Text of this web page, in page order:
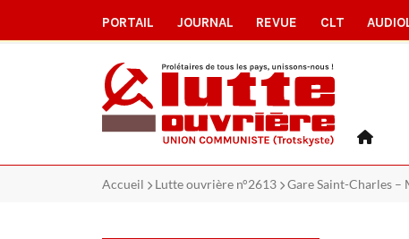
PORTAIL JOURNAL REVUE CLT
Accueil Lutte ouvrière n°2613 Gare Saint-Charles –